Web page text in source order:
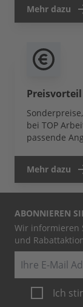
Mehr dazu
Preisvorteil
bei TOP
passende
Mehr dazu
ABONNIEREN
Wir informieren
und
Ich